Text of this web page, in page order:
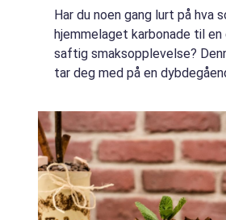
Har du noen gang lurt på hva
hjemmelaget karbonade til en
saftig smaksopplevelse?
tar deg med på en
hemmelighetene bak denne
matretten. Fra de mest ...